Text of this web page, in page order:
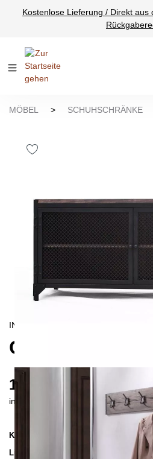
springen
Kostenlose Lieferung / Direkt aus
MÖBEL > SCHUHSCHRÄNKE
INDUSTRIAL
CLOVER
1120 €
inkl. MwSt. inkl. Versandkosten (DE)
Kollektion
Lieferzeit
3-4 Wochen |